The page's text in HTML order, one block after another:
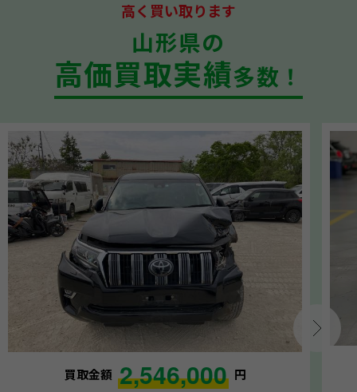
高く買い取ります
山形県の
高価買取実績多数！
買取金額 2,546,000 円